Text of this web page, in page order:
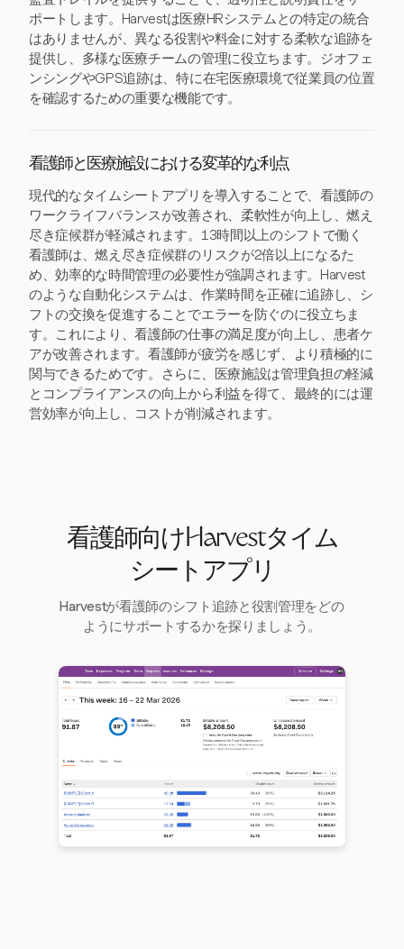
ポートします。Harvestは医療HRシステムとの特定の統合
はありませんが、異なる役割や料金に対する柔軟な追跡を
提供し、多様な医療チームの管理に役立ちます。ジオフェ
ンシングやGPS追跡は、特に在宅医療環境で従業員の位置
を確認するための重要な機能です。
看護師と医療施設における変革的な利点
現代的なタイムシートアプリを導入することで、看護師の
ワークライフバランスが改善され、柔軟性が向上し、燃え
尽き症候群が軽減されます。13時間以上のシフトで働く
看護師は、燃え尽き症候群のリスクが2倍以上になるた
め、効率的な時間管理の必要性が強調されます。Harvest
のような自動化システムは、作業時間を正確に追跡し、シ
フトの交換を促進することでエラーを防ぐのに役立ちま
す。これにより、看護師の仕事の満足度が向上し、患者ケ
アが改善されます。看護師が疲労を感じず、より積極的に
関与できるためです。さらに、医療施設は管理負担の軽減
とコンプライアンスの向上から利益を得て、最終的には運
営効率が向上し、コストが削減されます。
看護師向けHarvestタイム
シートアプリ
Harvestが看護師のシフト追跡と役割管理をどの
ようにサポートするかを探りましょう。